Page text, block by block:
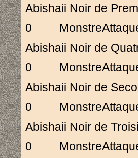
Abishaii Noir de
0
Abishaii Noir de
0
Abishaii Noir de
0
Abishaii Noir de
0